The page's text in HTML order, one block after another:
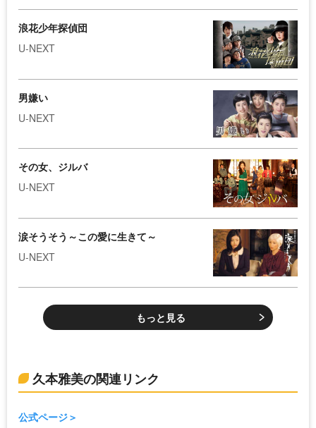
浪花少年探偵団
U-NEXT
男嫌い
U-NEXT
その女、ジルバ
U-NEXT
涙そうそう～この愛に生きて～
U-NEXT
もっと見る
久本雅美の関連リンク
公式ページ